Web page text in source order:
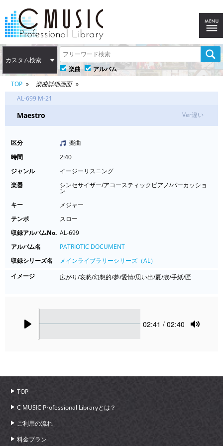
カスタム検索
楽曲
アルバム
TOP
楽曲詳細画面
AL-699 M-21
Maestro Ver違い
区分
楽曲
時間
2:40
ジャンル
イージーリスニング
楽器
シンセサイザー/アコースティックピアノ/パーカッショ
ン
キー
メジャー
テンポ
スロー
収録アルバムNo. AL-699
アルバム名
PATRIOTIC DOCUMENT
収録シリーズ名
メインライブラリーシリーズ（AL）
イメージ
広がり/哀愁/幻想的/夢/愛情/思い出/夏/涙/手紙/匠
Current
02:41 / 02:40
TOP
C MUSIC Professional Libraryとは？
ご利用の流れ
料金プラン